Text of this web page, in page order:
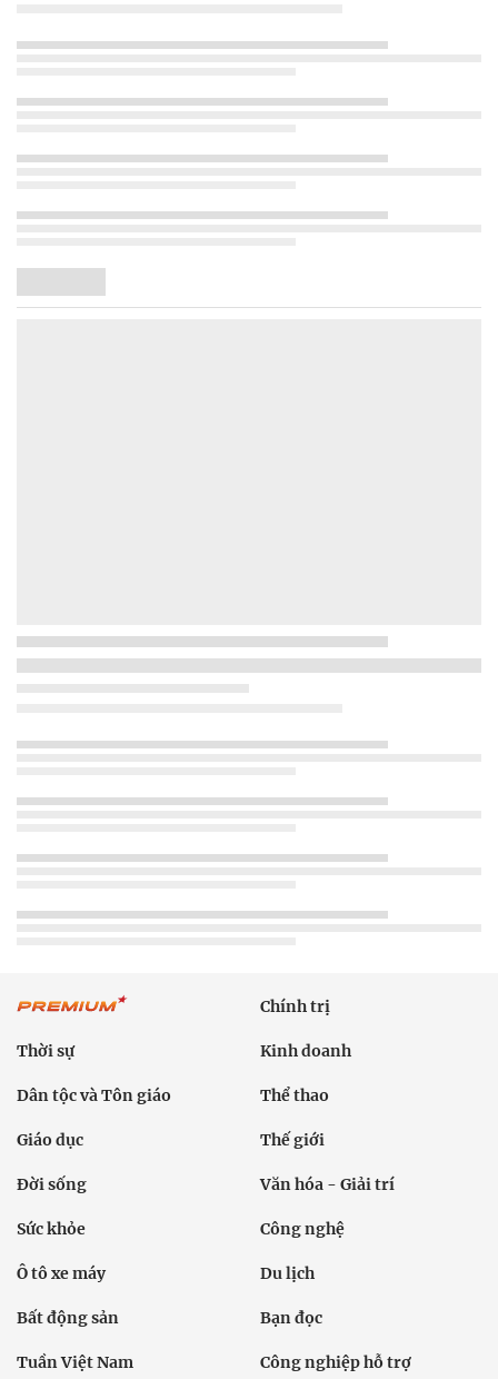
Chính trị
Thời sự Kinh doanh
Dân tộc và Tôn giáo Thể thao
Giáo dục Thế giới
Đời sống Văn hóa - Giải trí
Sức khỏe Công nghệ
Ô tô xe máy Du lịch
Bất động sản Bạn đọc
Tuần Việt Nam Công nghiệp hỗ trợ